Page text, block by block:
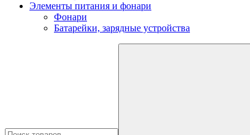
Элементы питания и фонари
Фонари
Батарейки, зарядные устройства